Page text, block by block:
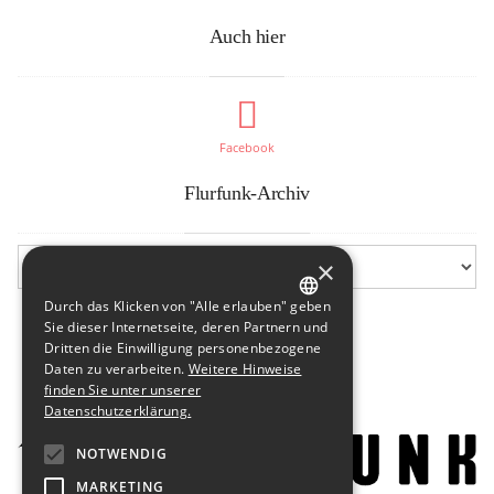
Auch hier
Facebook
Flurfunk-Archiv
GERMAN
ENGLISH
×
Durch das Klicken von "Alle erlauben" geben
Sie dieser Internetseite, deren Partnern und
Dritten die Einwilligung personenbezogene
Daten zu verarbeiten. Weitere Hinweise
finden Sie unter unserer
Datenschutzerklärung.
NOTWENDIG
MARKETING